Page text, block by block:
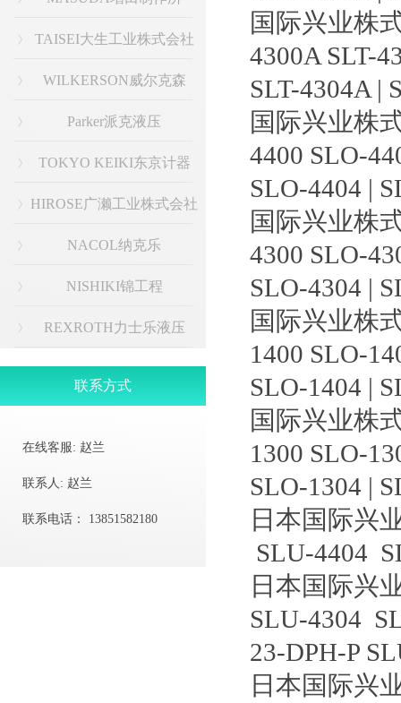
TAISEI大生工业株式会社
WILKERSON威尔克森
Parker派克液压
TOKYO KEIKI东京计器
HIROSE广濑工业株式会社
NACOL纳克乐
NISHIKI锦工程
REXROTH力士乐液压
联系方式
在线客服: 赵兰
联系人: 赵兰
联系电话： 13851582180
国际兴业株
4300A SLT-
SLT-4304A |
国际兴业株
4400 SLO-
SLO-4404 |
国际兴业株
4300 SLO-
SLO-4304 |
国际兴业株
1400 SLO-
SLO-1404 |
国际兴业株
1300 SLO-
SLO-1304 |
日本国际兴
SLU-4404
日本国际兴
SLU-4304
23-DPH-P
日本国际兴